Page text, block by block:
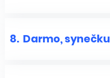
8. Darmo, synečku